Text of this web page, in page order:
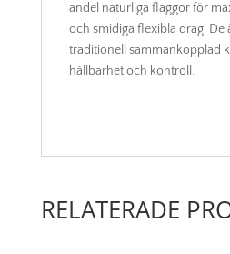
andel naturliga flaggor för
och smidiga flexibla drag. De
traditionell sammankopplad
hållbarhet och kontroll.
RELATERADE